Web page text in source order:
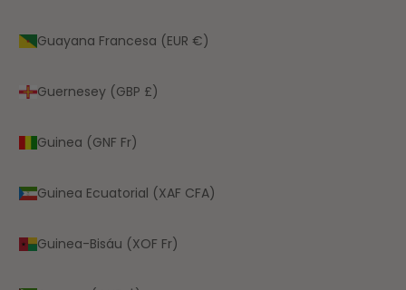
Guayana Francesa (EUR €)
Guernesey (GBP £)
Guinea (GNF Fr)
Guinea Ecuatorial (XAF CFA)
Guinea-Bisáu (XOF Fr)